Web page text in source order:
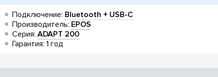
Подключение: Bluetooth + USB-C
Производитель: EPOS
Серия: ADAPT 200
Гарантия: 1 год